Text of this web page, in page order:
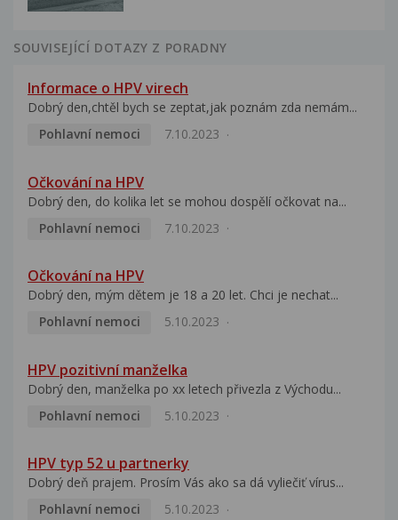
SOUVISEJÍCÍ DOTAZY Z PORADNY
Informace o HPV virech
Dobrý den,chtěl bych se zeptat,jak poznám zda nemám...
Pohlavní nemoci
7.10.2023
Očkování na HPV
Dobrý den, do kolika let se mohou dospělí očkovat na...
Pohlavní nemoci
7.10.2023
Očkování na HPV
Dobrý den, mým dětem je 18 a 20 let. Chci je nechat...
Pohlavní nemoci
5.10.2023
HPV pozitivní manželka
Dobrý den, manželka po xx letech přivezla z Východu...
Pohlavní nemoci
5.10.2023
HPV typ 52 u partnerky
Dobrý deň prajem. Prosím Vás ako sa dá vyliečiť vírus...
Pohlavní nemoci
5.10.2023